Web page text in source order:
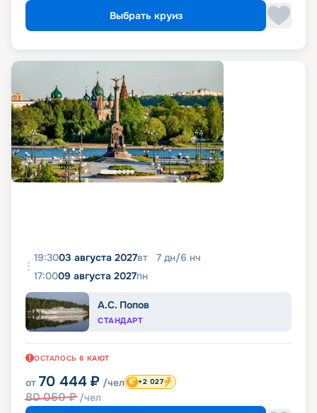
Выбрать круиз
19:3003 августа 2027вт 7 дн/6 нч
17:0009 августа 2027пн
А.С. Попов
СТАНДАРТ
ОСТАЛОСЬ 6 КАЮТ
от 70 444 ₽ /чел
80 050₽ /чел
+2 027